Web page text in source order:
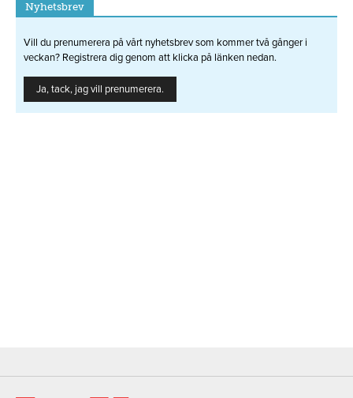
Nyhetsbrev
Vill du prenumerera på vårt nyhetsbrev som kommer två gånger i
veckan? Registrera dig genom att klicka på länken nedan.
Ja, tack, jag vill prenumerera.